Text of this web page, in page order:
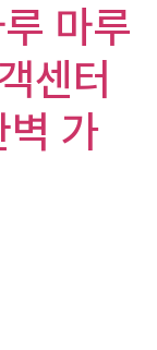
마루
센터
벽 가